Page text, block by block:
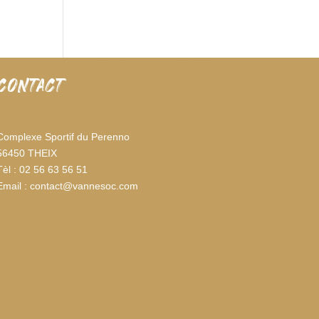
Sportif du Perenno
THEIX
: 02 56 63 56 51
: contact@vannesoc.com